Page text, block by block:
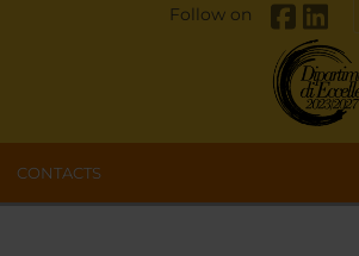
Follow on
CONTACTS